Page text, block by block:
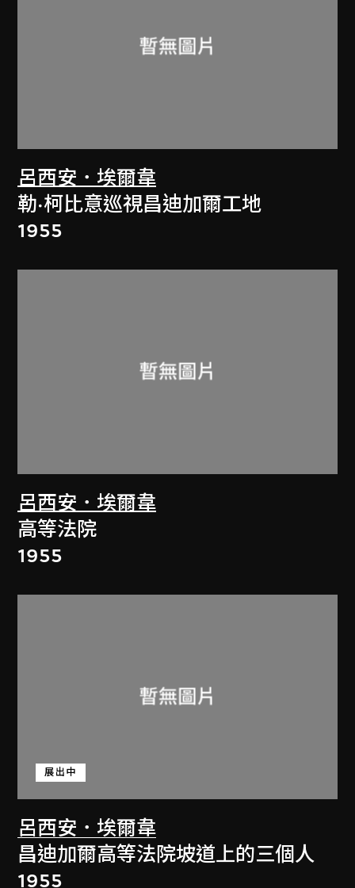
呂西安．埃爾韋
勒·柯比意巡視昌迪加爾工地
1955
呂西安．埃爾韋
高等法院
1955
呂西安．埃爾韋
展出中
昌迪加爾高等法院坡道上的三個人
1955